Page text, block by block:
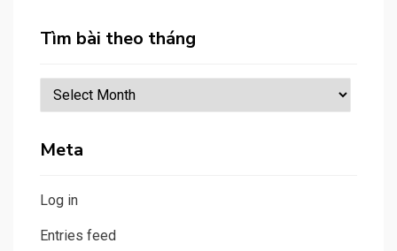
Tìm bài theo tháng
Tìm
bài
tháng
Meta
Log in
Entries feed